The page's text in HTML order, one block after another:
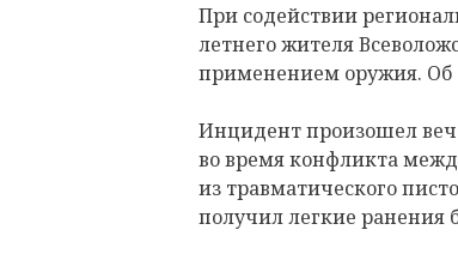
При содействии
летнего жителя
применением оружия. Об
Инцидент произошел
во время конфликта
из травматического
получил легкие ранения